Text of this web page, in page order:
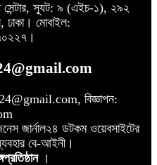
সেন্টার, স্যূট: ৯ (এইচ-১), ২৯২
ঢাকা। মোবাইল:
বিজ্ঞাপন:
জার্নাল২৪ ডটকম ওয়েবসাইটের
বে-আইনী।
।